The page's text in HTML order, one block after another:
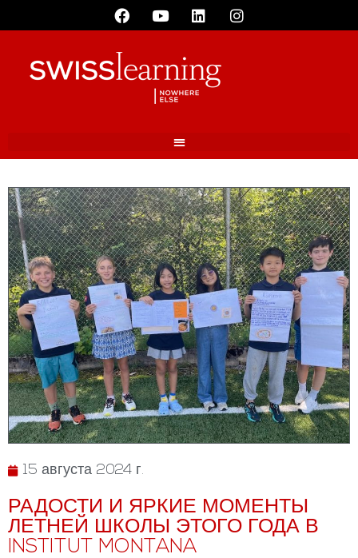
15 августа 2024 г.
РАДОСТИ И ЯРКИЕ МОМЕНТЫ
ЛЕТНЕЙ ШКОЛЫ ЭТОГО ГОДА В
INSTITUT MONTANA